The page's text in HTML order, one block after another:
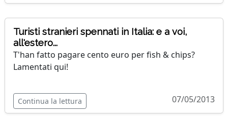
Turisti stranieri spennati in Italia: e a voi,
all'estero...
T'han fatto pagare cento euro per fish & chips?
Lamentati qui!
Continua la lettura 07/05/2013